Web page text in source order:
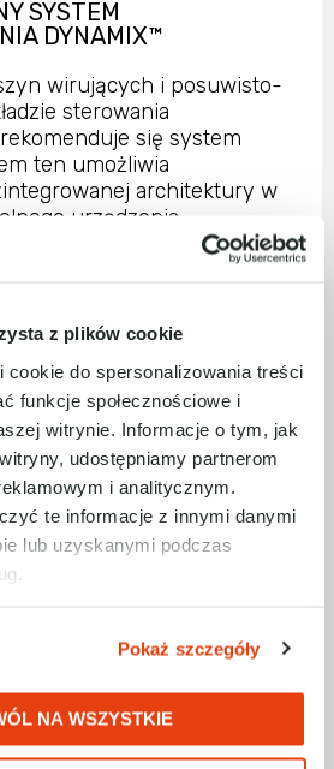
z plików cookie
do spersonalizowania treści
funkcje społecznościowe i
witrynie. Informacje o tym, jak
udostępniamy partnerom
i analitycznym.
te informacje z innymi danymi
lub uzyskanymi podczas
Pokaż szczegóły
NA WSZYSTKIE
SYSTEM
DYNAMIX™
wirujących i posuwisto-
sterowania
się system
ten umożliwia
architektury w
urządzenia
oceny aktualnego stanu
przewidywania
ryzyka wystąpienia
się za pomocą sieci
maksymalną
projektowania
i wydajności operacyjnej w
Dynamix™upraszcza
oraz redukuje koszty
moduł pomiarowy
przekaźnikowy, moduł
podstawy terminala
złącza wtykowe.